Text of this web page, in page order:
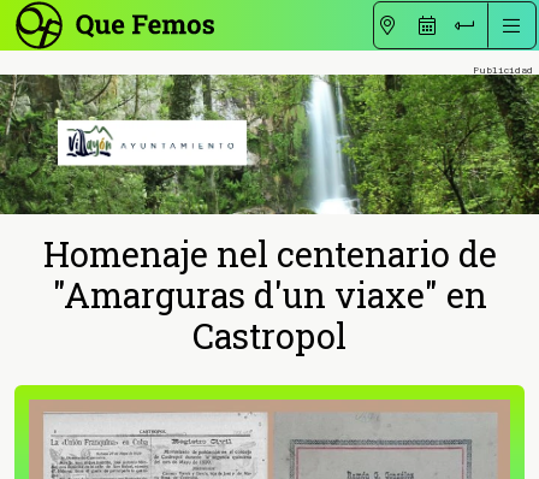
Homenaje nel centenario de
"Amarguras d'un viaxe" en
Castropol